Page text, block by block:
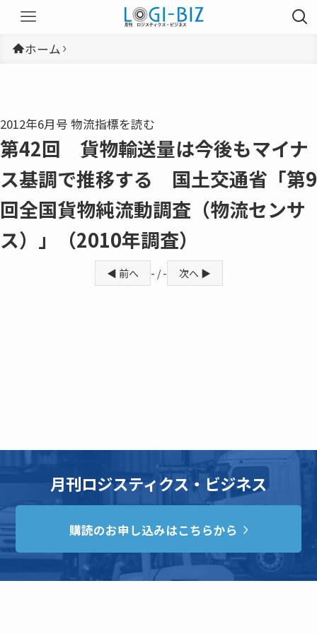
ホーム
2012年6月号 物流指標を読む
第42回 貨物輸送量は今後もマイナ
ス基調で推移する 国土交通省「第9
回全国貨物純流動調査（物流センサ
ス）」（2010年調査）
◀ 前へ - / - 次へ ▶
月刊ロジスティクス・ビジネス
購読のお申し込みはこちらから